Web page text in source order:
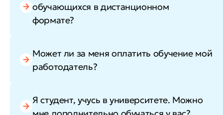
обучающихся в дистанционном
формате?
Может ли за меня оплатить обучение мой
работодатель?
Я студент, учусь в университете. Можно